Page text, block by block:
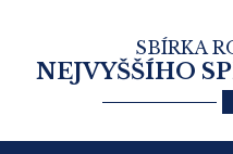
SBÍRKA
NEJVYŠŠÍHO